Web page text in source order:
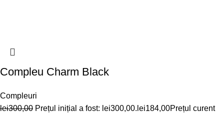
Compleu Charm Black
Compleuri
lei300,00 Prețul inițial a fost: lei300,00. lei184,00Prețul curent